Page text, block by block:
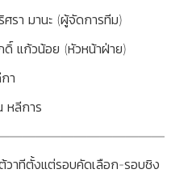
รา มานะ (ผู้จัดการทีม)
ดิ์ แก้วน้อย (หัวหน้าฝ่าย)
า
หลีการ
วาทีตั้งแต่รอบคัดเลือก-รอบชิง